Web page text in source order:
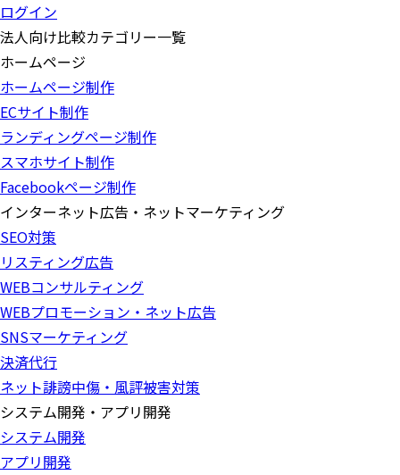
ログイン
法人向け比較カテゴリー一覧
ホームページ
ホームページ制作
ECサイト制作
ランディングページ制作
スマホサイト制作
Facebookページ制作
インターネット広告・ネットマーケティング
SEO対策
リスティング広告
WEBコンサルティング
WEBプロモーション・ネット広告
SNSマーケティング
決済代行
ネット誹謗中傷・風評被害対策
システム開発・アプリ開発
システム開発
アプリ開発